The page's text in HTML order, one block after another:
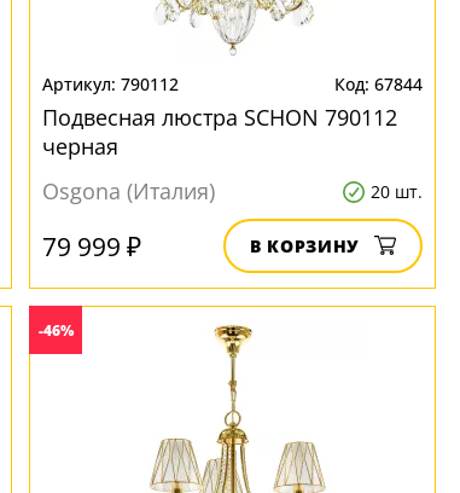
790112 67844
Подвесная люстра SCHON 790112
черная
Osgona (Италия)
20 шт.
79 999 ₽ В КОРЗИНУ
-46%